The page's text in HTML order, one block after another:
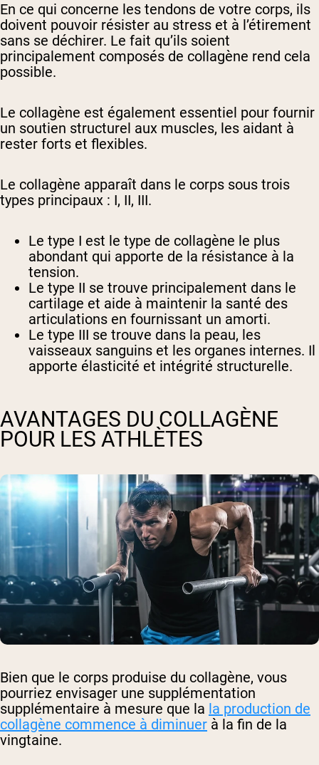
En ce qui concerne les tendons de votre corps, ils
doivent pouvoir résister au stress et à l’étirement
sans se déchirer. Le fait qu’ils soient
principalement composés de collagène rend cela
possible.
Le collagène est également essentiel pour fournir
un soutien structurel aux muscles, les aidant à
rester forts et flexibles.
Le collagène apparaît dans le corps sous trois
types principaux : I, II, III.
Le type I est le type de collagène le plus
abondant qui apporte de la résistance à la
tension.
Le type II se trouve principalement dans le
cartilage et aide à maintenir la santé des
articulations en fournissant un amorti.
Le type III se trouve dans la peau, les
vaisseaux sanguins et les organes internes. Il
apporte élasticité et intégrité structurelle.
AVANTAGES DU COLLAGÈNE
POUR LES ATHLÈTES
Bien que le corps produise du collagène, vous
pourriez envisager une supplémentation
supplémentaire à mesure que la la production de
collagène commence à diminuer à la fin de la
vingtaine.